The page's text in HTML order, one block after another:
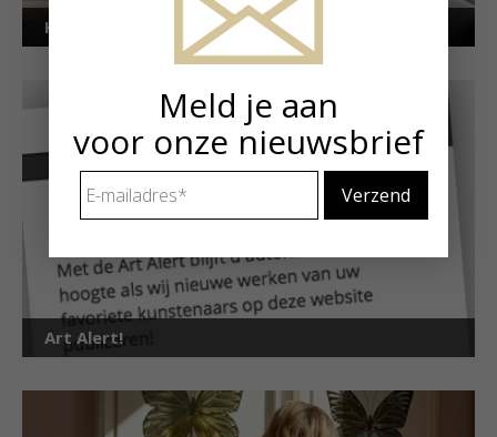
Kunstuitleen voor particulieren
Art Alert!
Meld je aan
voor onze nieuwsbrief
mailadres *